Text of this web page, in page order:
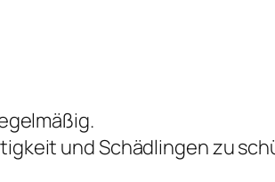
und Schädlingen zu